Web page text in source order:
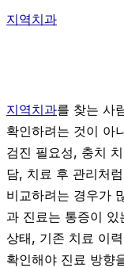
지역치과
지역치과를 찾는 사
확인하려는 것이 아
검진 필요성, 충치
담, 치료 후 관리처
비교하려는 경우가
과 진료는 통증이
상태, 기존 치료 이
확인해야 진료 방향